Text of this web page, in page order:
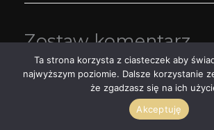
Zostaw komentarz
Twój adres email nie zostanie
Wymagane pola są oznaczone *
Ta strona korzysta z ciasteczek aby
najwyższym poziomie. Dalsze korzystanie
że zgadzasz się na ich
Akceptuję